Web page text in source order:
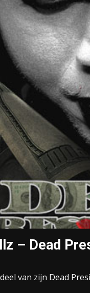
– Dead
van zijn Dead
worden duurder,
verdwijnen